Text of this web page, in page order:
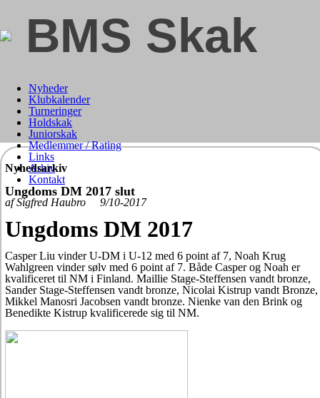
BMS Skak
Nyheder
Klubkalender
Turneringer
Holdskak
Juniorskak
Medlemmer / Rating
Links
Arkiv
Kontakt
Nyhedsarkiv
Ungdoms DM 2017 slut
af Sigfred Haubro 9/10-2017
Ungdoms DM 2017
Casper Liu vinder U-DM i U-12 med 6 point af 7, Noah Krug
Wahlgreen vinder sølv med 6 point af 7. Både Casper og Noah er
kvalificeret til NM i Finland. Maillie Stage-Steffensen vandt bronze,
Sander Stage-Steffensen vandt bronze, Nicolai Kistrup vandt Bronze,
Mikkel Manosri Jacobsen vandt bronze. Nienke van den Brink og
Benedikte Kistrup kvalificerede sig til NM.